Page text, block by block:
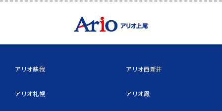
アリオ蘇我
アリオ札幌
アリオ西新井
アリオ鳳